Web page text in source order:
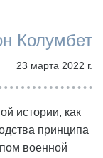
Колумбет
23 марта 2022 г.
истории, как
принципа
военной